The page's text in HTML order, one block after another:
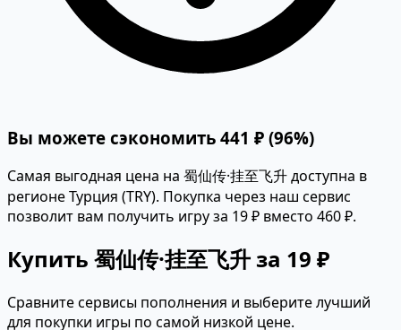
Вы можете сэкономить 441 ₽ (96%)
Самая выгодная цена на 蜀仙传·挂至飞升 доступна в
регионе Турция (TRY). Покупка через наш сервис
позволит вам получить игру за 19 ₽ вместо 460 ₽.
Купить 蜀仙传·挂至飞升 за 19 ₽
Сравните сервисы пополнения и выберите лучший
для покупки игры по самой низкой цене.